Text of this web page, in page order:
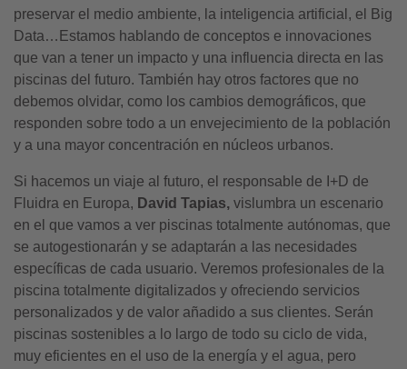
preservar el medio ambiente, la inteligencia artificial, el Big
Data…Estamos hablando de conceptos e innovaciones
que van a tener un impacto y una influencia directa en las
piscinas del futuro. También hay otros factores que no
debemos olvidar, como los cambios demográficos, que
responden sobre todo a un envejecimiento de la población
y a una mayor concentración en núcleos urbanos.
Si hacemos un viaje al futuro, el responsable de I+D de
Fluidra en Europa, David Tapias, vislumbra un escenario
en el que vamos a ver piscinas totalmente autónomas, que
se autogestionarán y se adaptarán a las necesidades
específicas de cada usuario. Veremos profesionales de la
piscina totalmente digitalizados y ofreciendo servicios
personalizados y de valor añadido a sus clientes. Serán
piscinas sostenibles a lo largo de todo su ciclo de vida,
muy eficientes en el uso de la energía y el agua, pero